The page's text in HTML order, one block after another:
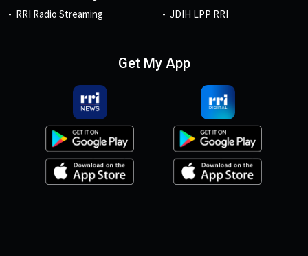
RRI Radio Streaming
JDIH LPP RRI
Get My App